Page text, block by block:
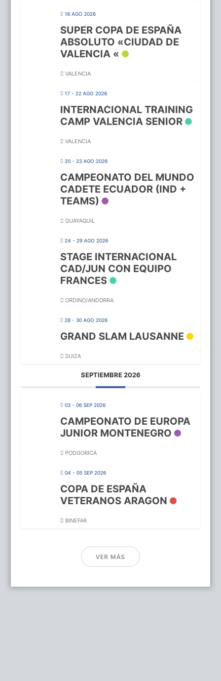
16 AGO 2026
SUPER COPA DE ESPAÑA
ABSOLUTO «CIUDAD DE
VALENCIA «
VALENCIA
17 - 22 AGO 2026
INTERNACIONAL TRAINING
CAMP VALENCIA SENIOR
VALENCIA
20 - 23 AGO 2026
CAMPEONATO DEL MUNDO
CADETE ECUADOR (IND +
TEAMS)
GUAYAQUIL
24 - 29 AGO 2026
STAGE INTERNACIONAL
CAD/JUN CON EQUIPO
FRANCES
ORDINO/ANDORRA
28 - 30 AGO 2026
GRAND SLAM LAUSANNE
SUIZA
SEPTIEMBRE 2026
03 - 06 SEP 2026
CAMPEONATO DE EUROPA
JUNIOR MONTENEGRO
PODGORICA
04 - 05 SEP 2026
COPA DE ESPAÑA
VETERANOS ARAGON
BINEFAR
VER MÁS